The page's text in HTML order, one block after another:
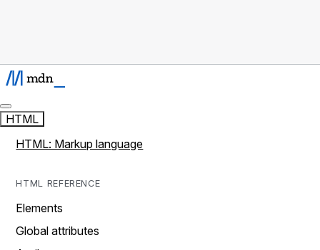
HTML
HTML: Markup language
HTML REFERENCE
Elements
Global attributes